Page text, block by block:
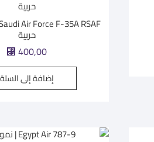
حربية
⃁ 400,00
إضافة إلى السلة